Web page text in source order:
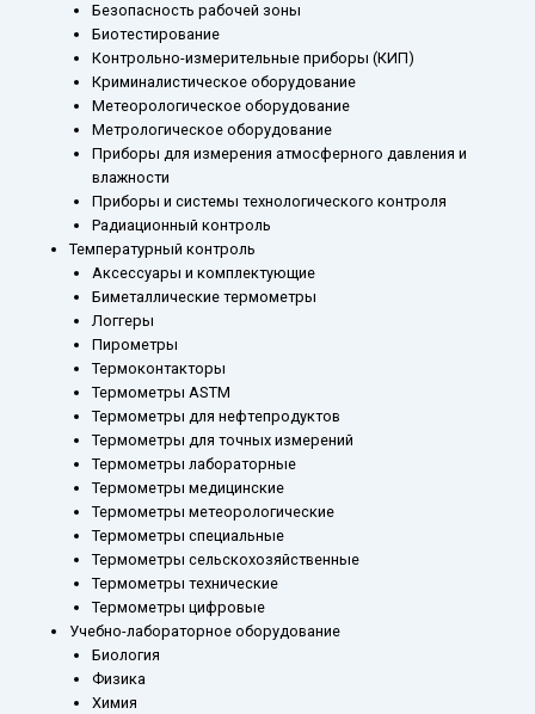
Безопасность рабочей зоны
Биотестирование
Контрольно-измерительные приборы (КИП)
Криминалистическое оборудование
Метеорологическое оборудование
Метрологическое оборудование
Приборы для измерения атмосферного давления и
влажности
Приборы и системы технологического контроля
Радиационный контроль
Температурный контроль
Аксессуары и комплектующие
Биметаллические термометры
Логгеры
Пирометры
Термоконтакторы
Термометры ASTM
Термометры для нефтепродуктов
Термометры для точных измерений
Термометры лабораторные
Термометры медицинские
Термометры метеорологические
Термометры специальные
Термометры сельскохозяйственные
Термометры технические
Термометры цифровые
Учебно-лабораторное оборудование
Биология
Физика
Химия